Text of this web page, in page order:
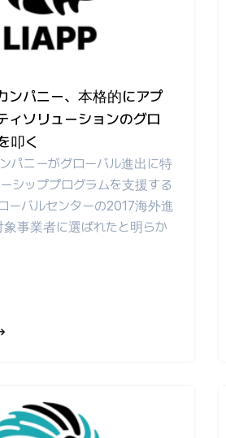
ンパニー、本格的にアプ
ィソリューションのグロ
叩く
パニーがグローバル進出に特
シッププログラムを支援する
ーバルセンターの2017海外進
事業者に選ばれたと明らか